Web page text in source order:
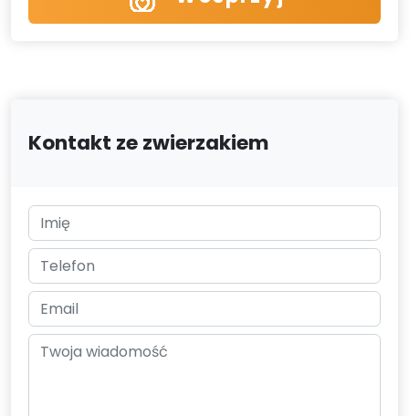
Kontakt ze zwierzakiem